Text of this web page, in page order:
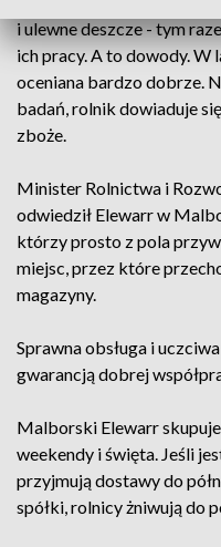
i ulewne deszcze - tym
ich pracy. A to dowody.
oceniana bardzo dobrze.
badań, rolnik dowiaduje
zboże.
Minister Rolnictwa i
odwiedził Elewarr w
którzy prosto z pola
miejsc, przez które
magazyny.
Sprawna obsługa i
gwarancją dobrej
Malborski Elewarr
weekendy i święta. Jeśli
przyjmują dostawy do
spółki, rolnicy żniwują do